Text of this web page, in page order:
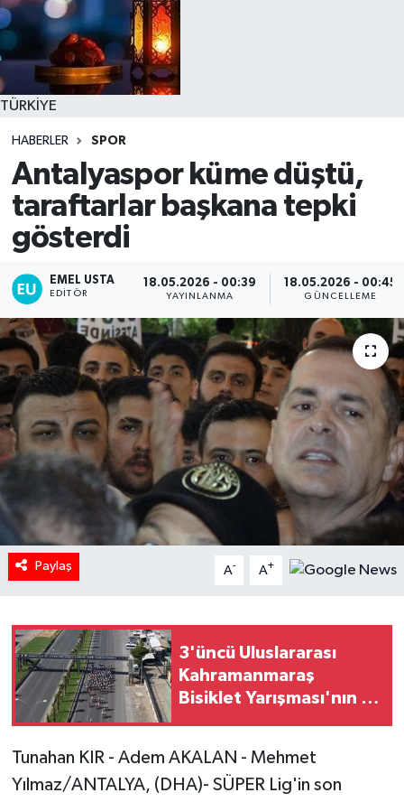
TÜRKİYE
HABERLER SPOR
Antalyaspor küme düştü,
taraftarlar başkana tepki
gösterdi
EMEL USTA
EDITÖR
18.05.2026 - 00:39
YAYINLANMA
18.05.2026 - 00:45
GÜNCELLEME
Paylaş A- A+
3'üncü Uluslararası
Kahramanmaraş
Bisiklet Yarışması'nın ilk
Tunahan KIR - Adem AKALAN - Mehmet
Yılmaz/ANTALYA, (DHA)- SÜPER Lig'in son